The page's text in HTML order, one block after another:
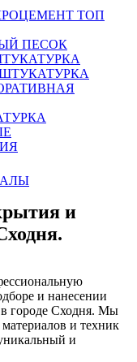
ТОП
ПЕСОК
и
и нанесении
городе Сходня. Мы
и техник
и